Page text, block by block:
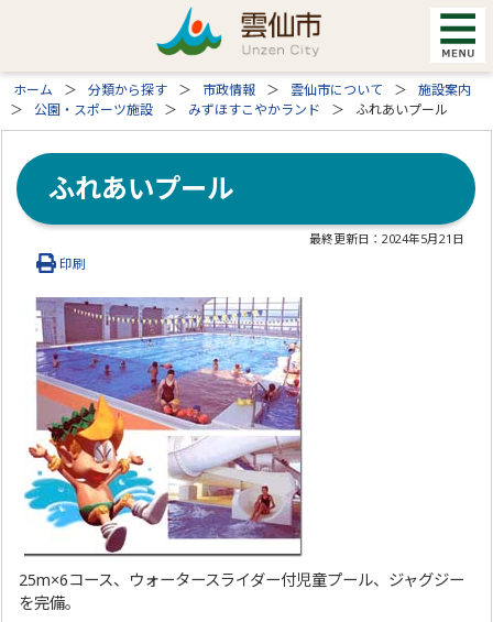
ホーム 分類から探す 市政情報 雲仙市について
施設案内
公園・スポーツ施設
みずほすこやかランド ふれあいプール
ふれあいプール
最終更新日：2024年5月21日
印刷
25m×6コース、ウォータースライダー付児童プール、ジャグジー
を完備。